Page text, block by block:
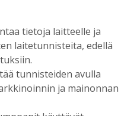
tulevaisuudessa
uutiskirjeen.
lehden
iltaisin klo 20
tietoja laitteelle ja
laitetunnisteita, edellä
tunnisteiden avulla
ja mainonnan